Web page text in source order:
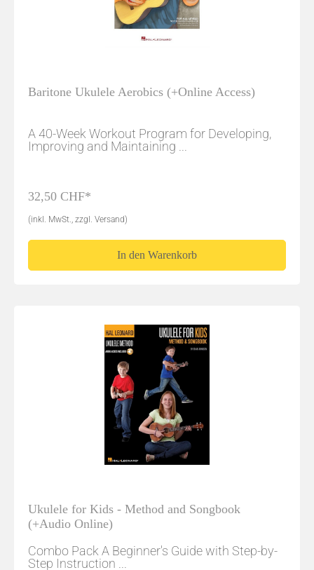
Baritone Ukulele Aerobics (+Online Access)
A 40-Week Workout Program for Developing,
Improving and Maintaining ...
32,50 CHF*
(inkl. MwSt., zzgl. Versand)
In den Warenkorb
Ukulele for Kids - Method and Songbook
(+Audio Online)
Combo Pack A Beginner's Guide with Step-by-
Step Instruction ...